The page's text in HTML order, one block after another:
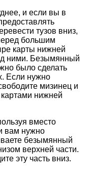
и если вы в
тузов вниз,
большим
карты нижней
ними. Безымянный
было сделать
Если нужно
мизинец и
нижней
вместо
вам нужно
безымянный
верхней части.
эту часть вниз.